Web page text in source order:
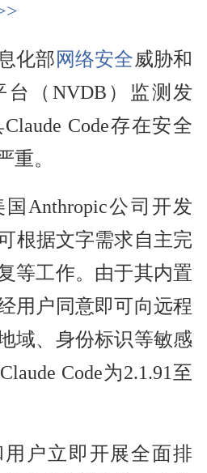
化部 网络安全威胁和
（NVDB）监测发
Code存在安全
重。
国Anthropic公司开发
根据文字需求自主完
等工作。由于其内置
用户同意即可向远程
域、身份标识等敏感
Code为2.1.91至
户立即开展全面排